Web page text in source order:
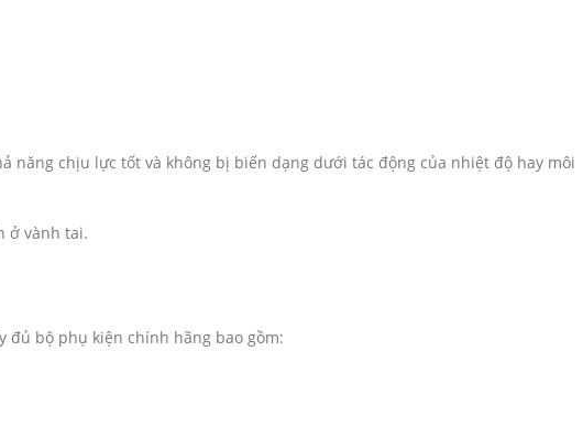
năng chịu lực tốt và không bị biến dạng dưới tác động của nhiệt độ hay môi
ở vành tai.
đủ bộ phụ kiện chính hãng bao gồm: